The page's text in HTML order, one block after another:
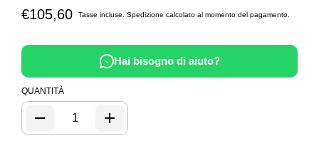
€105,60 Tasse incluse. Spedizione calcolato al momento del pagamento.
Hai bisogno di aiuto?
QUANTITÀ